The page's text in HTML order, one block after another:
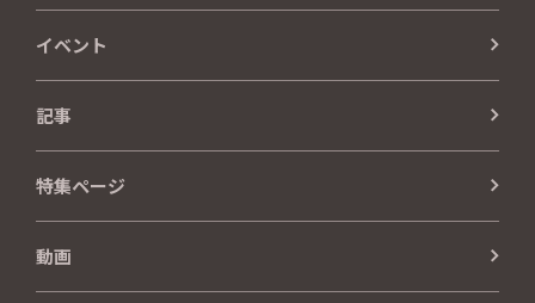
イベント
記事
特集ページ
動画